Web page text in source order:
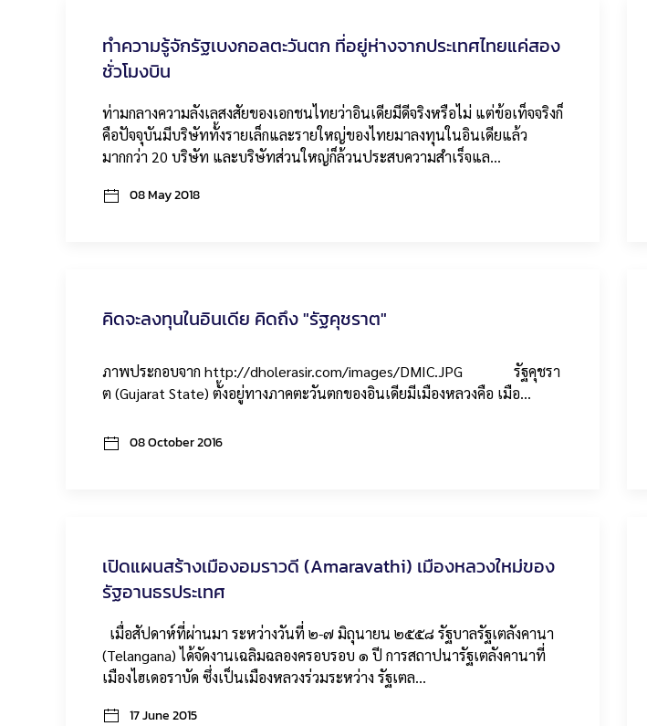
ทำความรู้จักรัฐเบงกอลตะวันตก ที่อยู่ห่างจากประเทศไทยแค่สอง
ชั่วโมงบิน
ท่ามกลางความลังเลสงสัยของเอกชนไทยว่าอินเดียมีดีจริงหรือไม่ แต่ข้อเท็จจริงก็
คือปัจจุบันมีบริษัททั้งรายเล็กและรายใหญ่ของไทยมาลงทุนในอินเดียแล้ว
มากกว่า 20 บริษัท และบริษัทส่วนใหญ่ก็ล้วนประสบความสำเร็จแล…
08 May 2018
คิดจะลงทุนในอินเดีย คิดถึง "รัฐคุชราต"
ภาพประกอบจาก http://dholerasir.com/images/DMIC.JPG รัฐคุชรา
ต (Gujarat State) ตั้งอยู่ทางภาคตะวันตกของอินเดียมีเมืองหลวงคือ เมือ…
08 October 2016
เปิดแผนสร้างเมืองอมราวดี (Amaravathi) เมืองหลวงใหม่ของ
รัฐอานธรประเทศ
เมื่อสัปดาห์ที่ผ่านมา ระหว่างวันที่ ๒-๗ มิถุนายน ๒๕๕๘ รัฐบาลรัฐเตลังคานา
(Telangana) ได้จัดงานเฉลิมฉลองครอบรอบ ๑ ปี การสถาปนารัฐเตลังคานาที่
เมืองไฮเดอราบัด ซึ่งเป็นเมืองหลวงร่วมระหว่าง รัฐเตล…
17 June 2015